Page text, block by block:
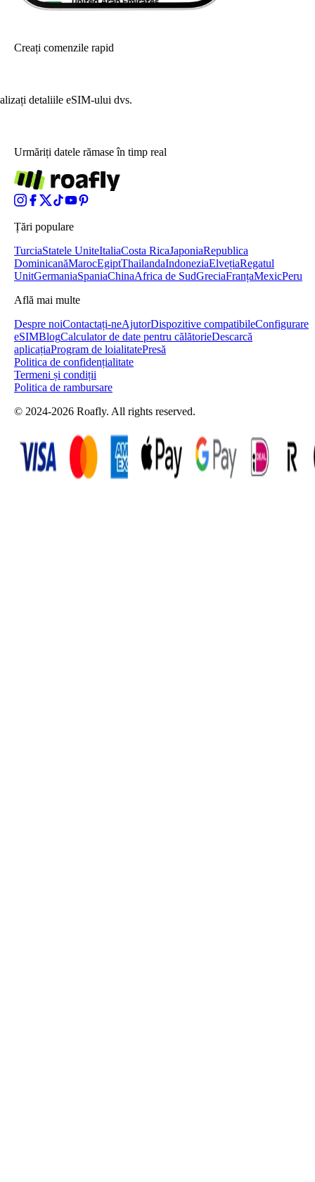
Creați comenzile rapid
detaliile eSIM-ului dvs.
Urmăriți datele rămase în timp real
Țări populare
TurciaStatele UniteItaliaCosta RicaJaponiaRepublica
DominicanăMarocEgiptThailandaIndoneziaElvețiaRegatul
UnitGermaniaSpaniaChinaAfrica de SudGreciaFranțaMexicPeru
Află mai multe
Despre noiContactați-neAjutorDispozitive compatibileConfigurare
eSIMBlogCalculator de date pentru călătorieDescarcă
aplicațiaProgram de loialitatePresă
Politica de confidențialitate
Termeni și condiții
Politica de rambursare
© 2024-2026 Roafly. All rights reserved.